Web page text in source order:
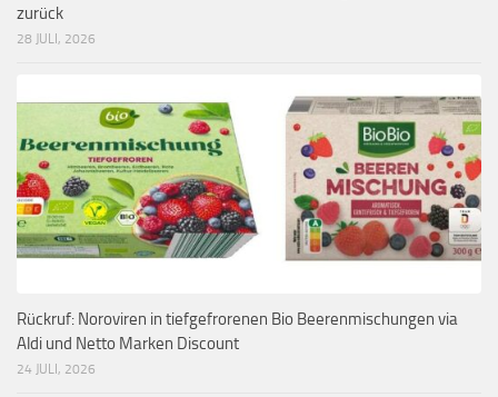
zurück
28 JULI, 2026
Rückruf: Noroviren in tiefgefrorenen Bio Beerenmischungen via
Aldi und Netto Marken Discount
24 JULI, 2026